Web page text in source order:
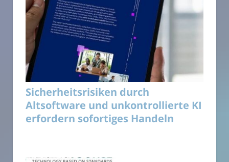
Sicherheitsrisiken durch
Altsoftware und unkontrollierte KI
erfordern sofortiges Handeln